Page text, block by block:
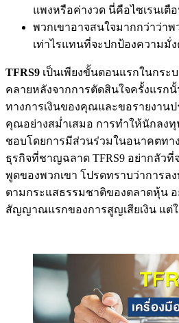
แพงหรือค่างวด นี่คือไซเรนเ
พวกเขาอาจสนใจมากกว่าว่า
เท่าไรแทนที่จะปกป้องความมั่
TFRS9 เป็นเพียงขั้นตอนแรกในกระ
คลายหลังจากการตัดสินใจครั้งแรก
ทางการเงินของคุณและขอรายงาน
คุณอย่างสม่ำเสมอ การทำให้นักลง
ชอบโดยการมีส่วนร่วมในอนาคตทา
ธุรกิจที่ชาญฉลาด TFRS9 อย่ากลัว
พูดของพวกเขา โปรดทราบว่าการล
ตามกระแสธรรมชาติของตลาดหุ้น อ
สัญญาณแรกของการสูญเสียเงิน แต่